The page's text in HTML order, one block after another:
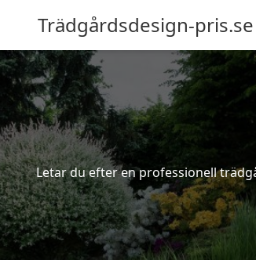
Trädgårdsdesign-pris.se
Letar du efter en professionell